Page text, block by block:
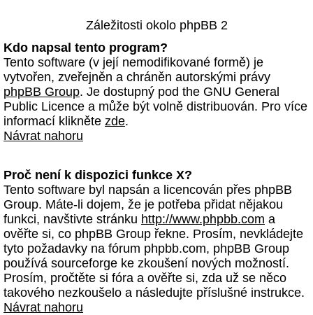
Záležitosti okolo phpBB 2
Kdo napsal tento program?
Tento software (v její nemodifikované formě) je
vytvořen, zveřejněn a chráněn autorskými právy
phpBB Group. Je dostupný pod the GNU General
Public Licence a může být volně distribuován. Pro více
informací klikněte zde.
Návrat nahoru
Proč není k dispozici funkce X?
Tento software byl napsán a licencován přes phpBB
Group. Máte-li dojem, že je potřeba přidat nějakou
funkci, navštivte stránku http://www.phpbb.com a
ověřte si, co phpBB Group řekne. Prosím, nevkládejte
tyto požadavky na fórum phpbb.com, phpBB Group
používá sourceforge ke zkoušení nových možností.
Prosím, pročtěte si fóra a ověřte si, zda už se něco
takového nezkoušelo a následujte příslušné instrukce.
Návrat nahoru